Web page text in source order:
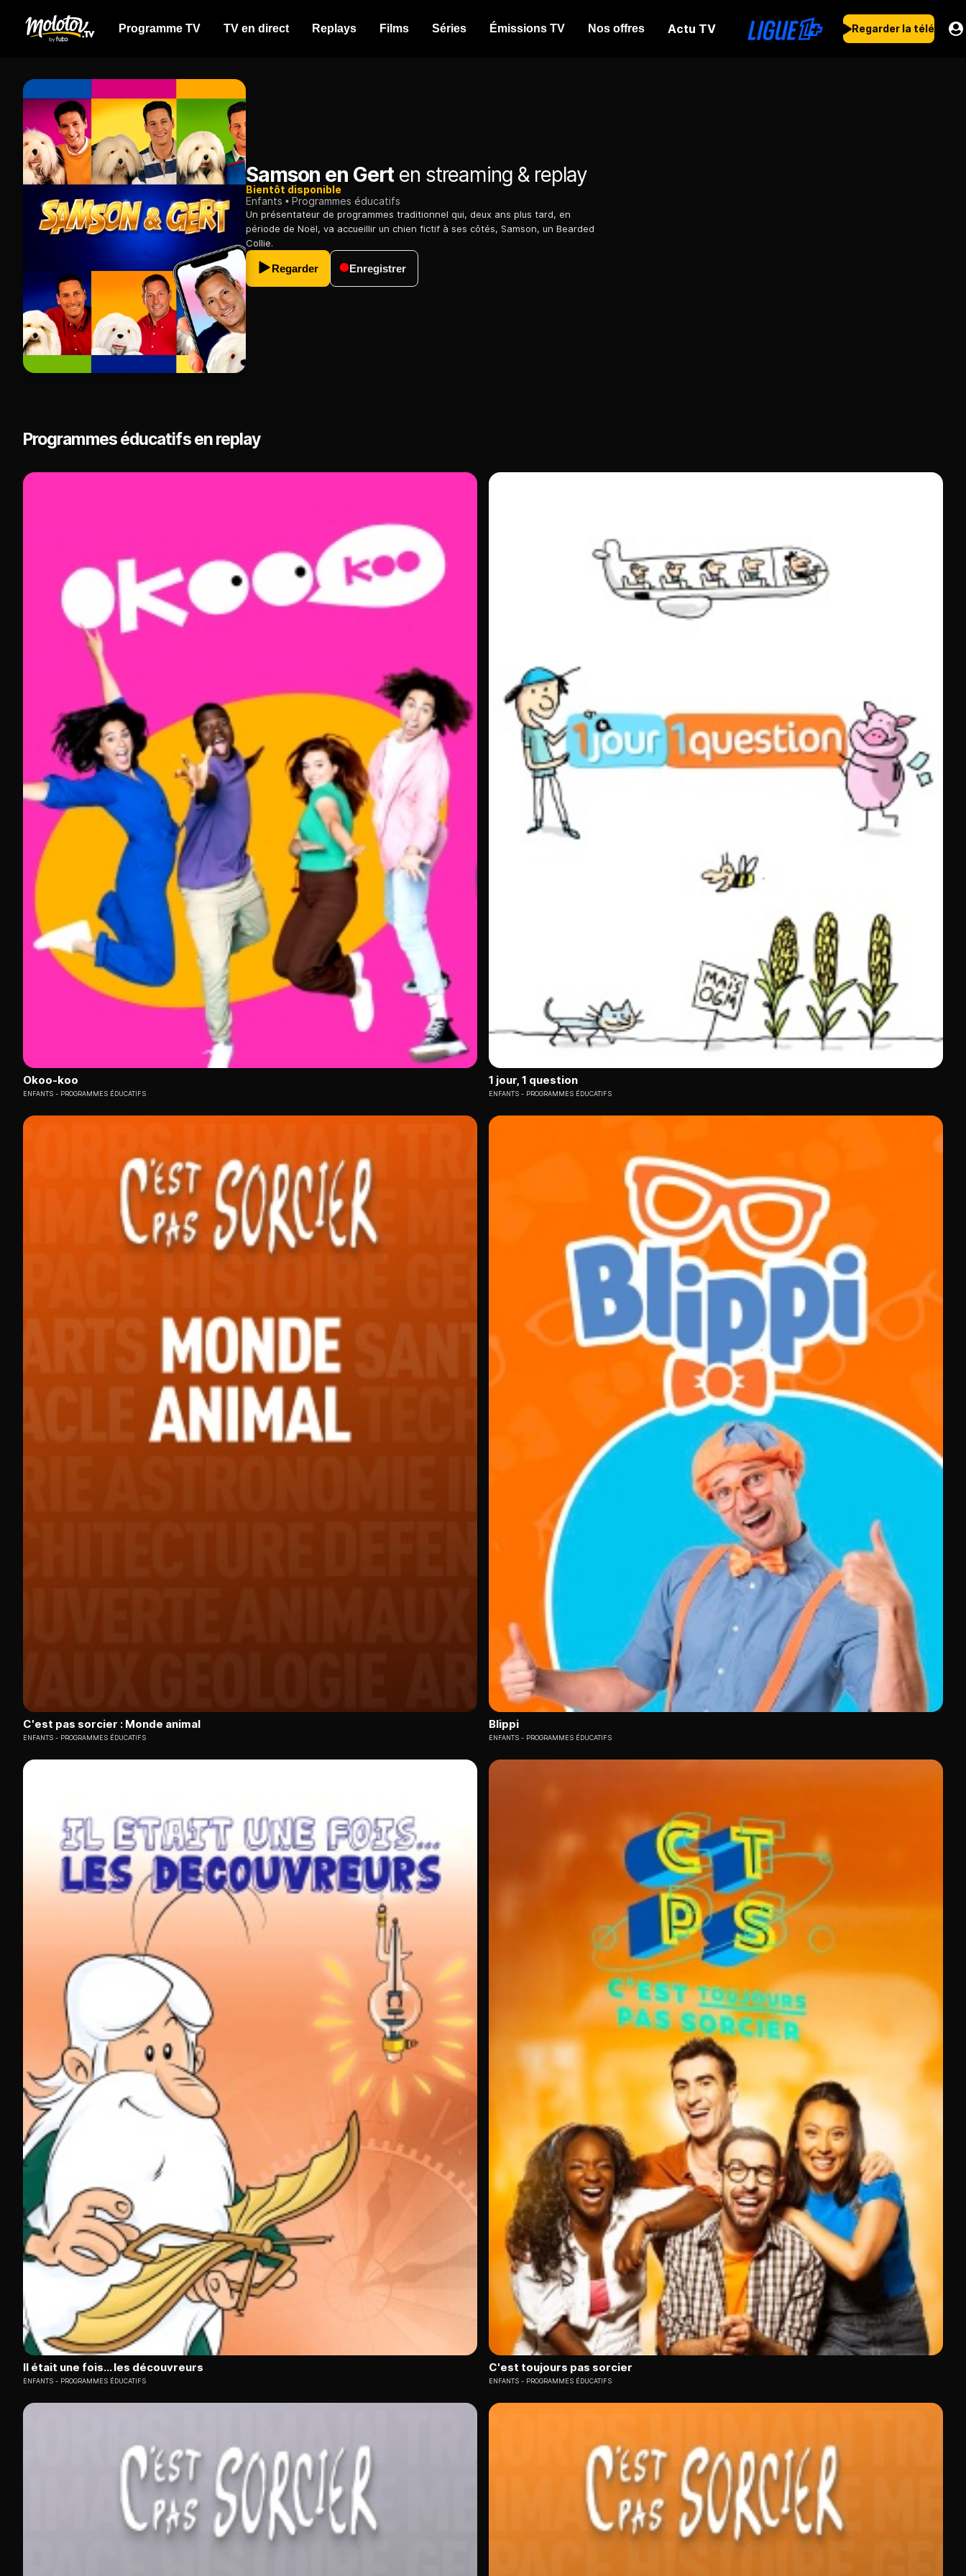
Programme TV TV en direct Replays Films Séries Émissions TV Nos offres Actu TV Regarder la télé
Samson en Gerten streaming & replay
Bientôt disponible
Enfants
Programmes éducatifs
Un présentateur de programmes traditionnel qui, deux ans plus tard, en
période de Noël, va accueillir un chien fictif à ses côtés, Samson, un Bearded
Collie.
Regarder Enregistrer
Programmes éducatifs en replay
Okoo-koo
ENFANTS PROGRAMMES ÉDUCATIFS
1 jour, 1 question
ENFANTS PROGRAMMES ÉDUCATIFS
C'est pas sorcier : Monde animal
ENFANTS PROGRAMMES ÉDUCATIFS
Blippi
ENFANTS PROGRAMMES ÉDUCATIFS
Il était une fois... les découvreurs
ENFANTS PROGRAMMES ÉDUCATIFS
C'est toujours pas sorcier
ENFANTS PROGRAMMES ÉDUCATIFS